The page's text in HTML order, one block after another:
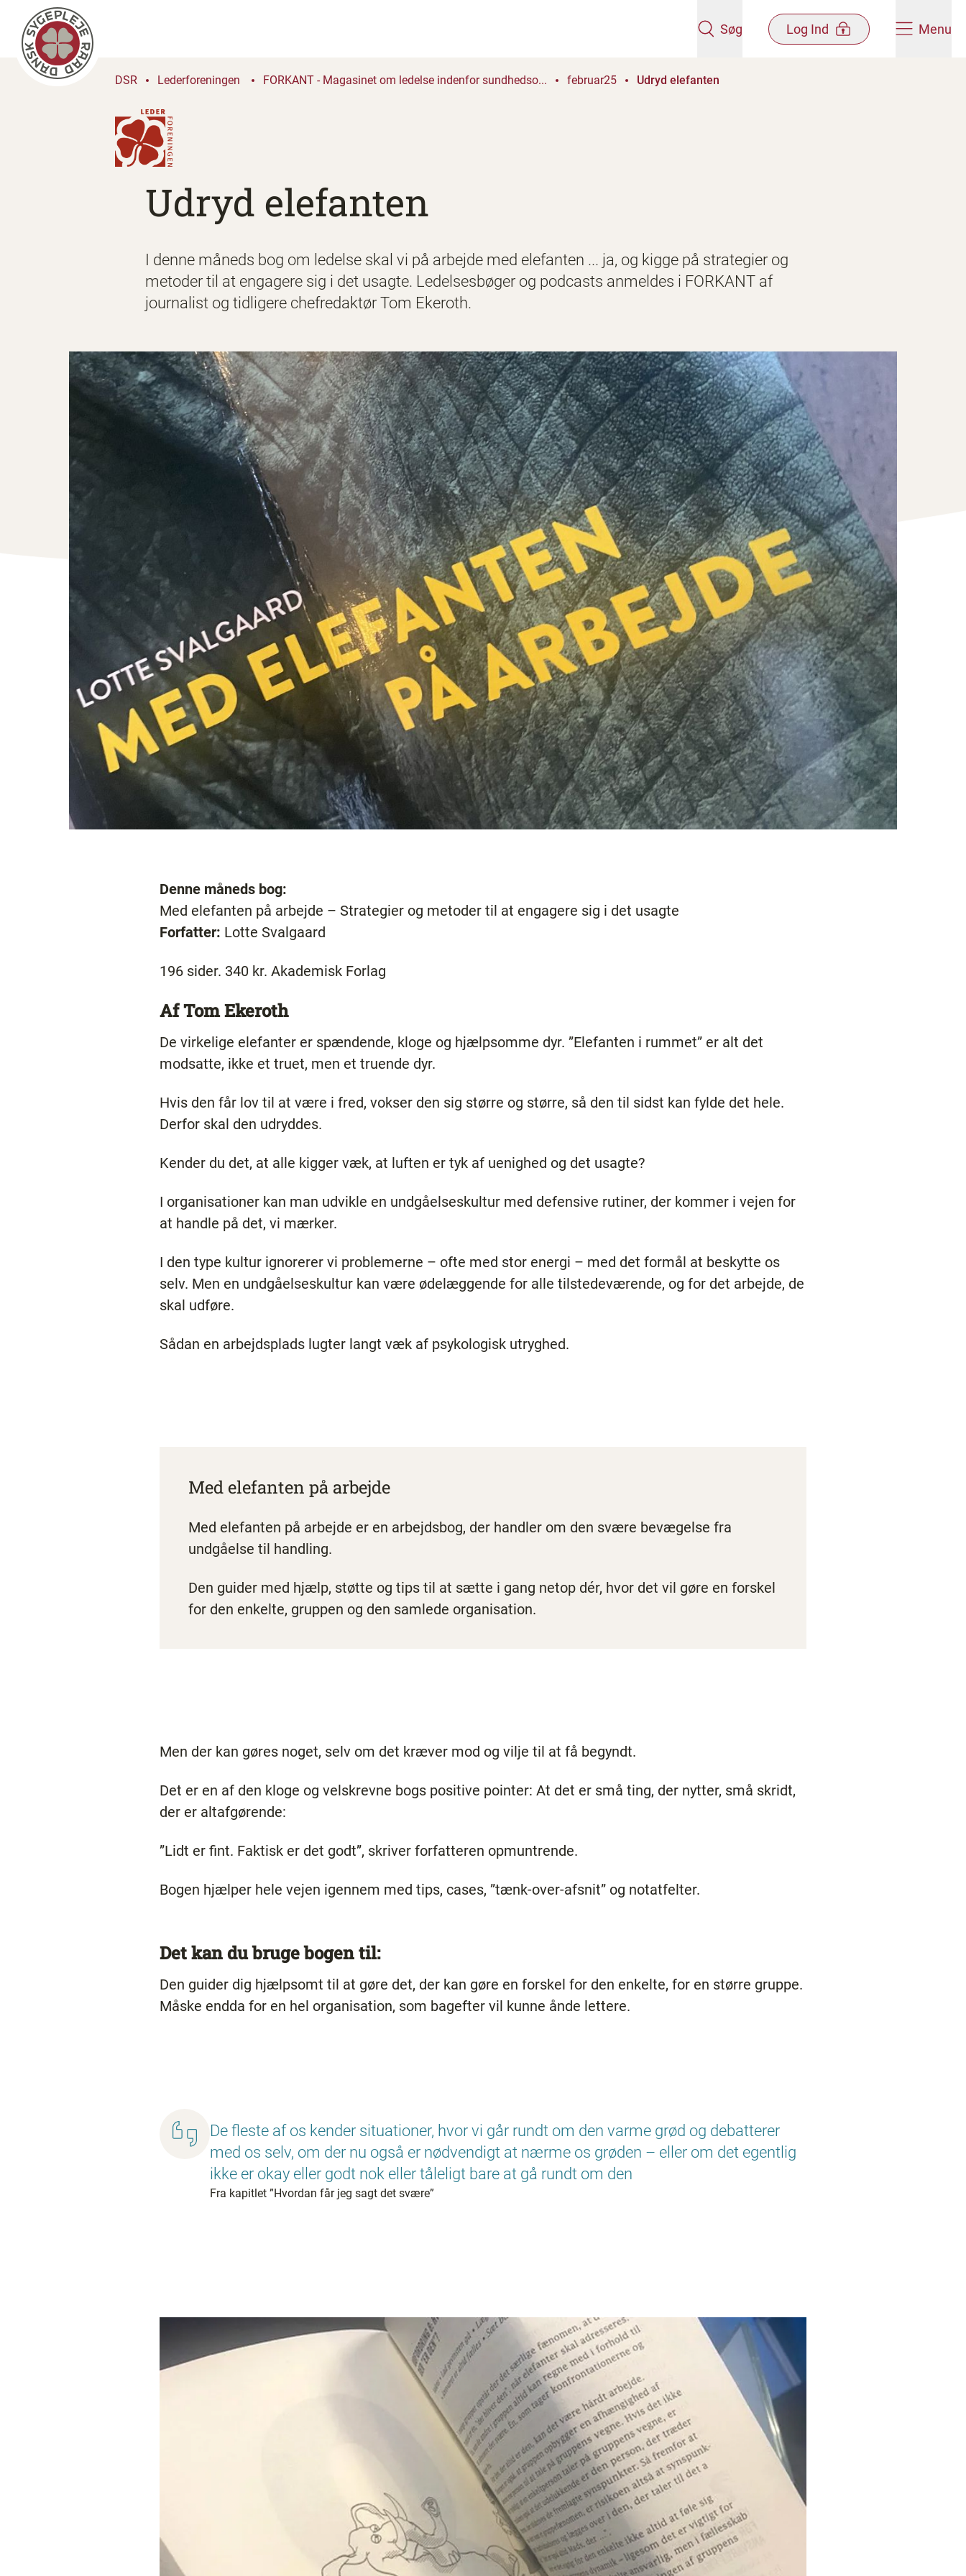
Søg Log Ind Menu
DSR Lederforeningen FORKANT - Magasinet om ledelse indenfor sundhedso... februar25 Udryd elefanten
Udryd elefanten
I denne måneds bog om ledelse skal vi på arbejde med elefanten ... ja, og kigge på strategier og
metoder til at engagere sig i det usagte. Ledelsesbøger og podcasts anmeldes i FORKANT af
journalist og tidligere chefredaktør Tom Ekeroth.
Denne måneds bog:
Med elefanten på arbejde – Strategier og metoder til at engagere sig i det usagte
Forfatter: Lotte Svalgaard
196 sider. 340 kr. Akademisk Forlag
Af Tom Ekeroth
De virkelige elefanter er spændende, kloge og hjælpsomme dyr. ”Elefanten i rummet” er alt det
modsatte, ikke et truet, men et truende dyr.
Hvis den får lov til at være i fred, vokser den sig større og større, så den til sidst kan fylde det hele.
Derfor skal den udryddes.
Kender du det, at alle kigger væk, at luften er tyk af uenighed og det usagte?
I organisationer kan man udvikle en undgåelseskultur med defensive rutiner, der kommer i vejen for
at handle på det, vi mærker.
I den type kultur ignorerer vi problemerne – ofte med stor energi – med det formål at beskytte os
selv. Men en undgåelseskultur kan være ødelæggende for alle tilstedeværende, og for det arbejde, de
skal udføre.
Sådan en arbejdsplads lugter langt væk af psykologisk utryghed.
Med elefanten på arbejde
Med elefanten på arbejde er en arbejdsbog, der handler om den svære bevægelse fra
undgåelse til handling.
Den guider med hjælp, støtte og tips til at sætte i gang netop dér, hvor det vil gøre en forskel
for den enkelte, gruppen og den samlede organisation.
Men der kan gøres noget, selv om det kræver mod og vilje til at få begyndt.
Det er en af den kloge og velskrevne bogs positive pointer: At det er små ting, der nytter, små skridt,
der er altafgørende:
”Lidt er fint. Faktisk er det godt”, skriver forfatteren opmuntrende.
Bogen hjælper hele vejen igennem med tips, cases, ”tænk-over-afsnit” og notatfelter.
Det kan du bruge bogen til:
Den guider dig hjælpsomt til at gøre det, der kan gøre en forskel for den enkelte, for en større gruppe.
Måske endda for en hel organisation, som bagefter vil kunne ånde lettere.
De fleste af os kender situationer, hvor vi går rundt om den varme grød og debatterer
med os selv, om der nu også er nødvendigt at nærme os grøden – eller om det egentlig
ikke er okay eller godt nok eller tåleligt bare at gå rundt om den
Fra kapitlet ”Hvordan får jeg sagt det svære”